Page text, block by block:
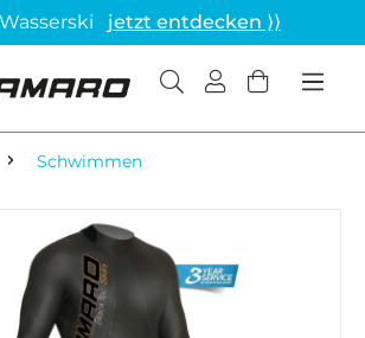
jetzt entdecken ⟩⟩
Schwimmen